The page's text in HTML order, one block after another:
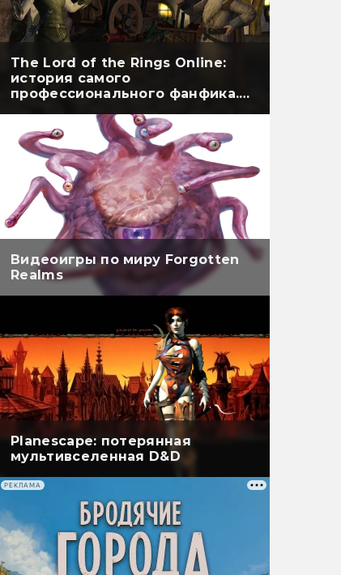
The Lord of the Rings Online:
история самого
профессионального фанфика.
Видеоигры по миру Forgotten
Realms
Planescape: потерянная
мультивселенная D&D
РЕКЛАМА